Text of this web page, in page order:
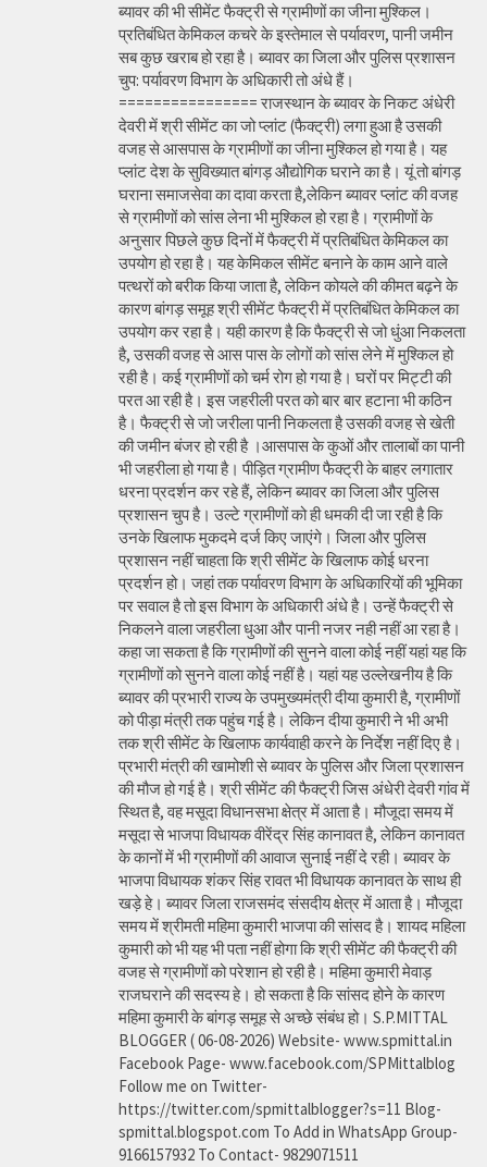
ब्यावर की भी सीमेंट फैक्ट्री से ग्रामीणों का जीना मुश्किल।
प्रतिबंधित केमिकल कचरे के इस्तेमाल से पर्यावरण, पानी जमीन
सब कुछ खराब हो रहा है। ब्यावर का जिला और पुलिस प्रशासन
चुप: पर्यावरण विभाग के अधिकारी तो अंधे हैं।
================ राजस्थान के ब्यावर के निकट अंधेरी
देवरी में श्री सीमेंट का जो प्लांट (फैक्ट्री) लगा हुआ है उसकी
वजह से आसपास के ग्रामीणों का जीना मुश्किल हो गया है। यह
प्लांट देश के सुविख्यात बांगड़ औद्योगिक घराने का है। यूं तो बांगड़
घराना समाजसेवा का दावा करता है,लेकिन ब्यावर प्लांट की वजह
से ग्रामीणों को सांस लेना भी मुश्किल हो रहा है। ग्रामीणों के
अनुसार पिछले कुछ दिनों में फैक्ट्री में प्रतिबंधित केमिकल का
उपयोग हो रहा है। यह केमिकल सीमेंट बनाने के काम आने वाले
पत्थरों को बरीक किया जाता है, लेकिन कोयले की कीमत बढ़ने के
कारण बांगड़ समूह श्री सीमेंट फैक्ट्री में प्रतिबंधित केमिकल का
उपयोग कर रहा है। यही कारण है कि फैक्ट्री से जो धुंआ निकलता
है, उसकी वजह से आस पास के लोगों को सांस लेने में मुश्किल हो
रही है। कई ग्रामीणों को चर्म रोग हो गया है। घरों पर मिट्टी की
परत आ रही है। इस जहरीली परत को बार बार हटाना भी कठिन
है। फैक्ट्री से जो जरीला पानी निकलता है उसकी वजह से खेती
की जमीन बंजर हो रही है ।आसपास के कुओं और तालाबों का पानी
भी जहरीला हो गया है। पीड़ित ग्रामीण फैक्ट्री के बाहर लगातार
धरना प्रदर्शन कर रहे हैं, लेकिन ब्यावर का जिला और पुलिस
प्रशासन चुप है। उल्टे ग्रामीणों को ही धमकी दी जा रही है कि
उनके खिलाफ मुकदमे दर्ज किए जाएंगे। जिला और पुलिस
प्रशासन नहीं चाहता कि श्री सीमेंट के खिलाफ कोई धरना
प्रदर्शन हो। जहां तक पर्यावरण विभाग के अधिकारियों की भूमिका
पर सवाल है तो इस विभाग के अधिकारी अंधे है। उन्हें फैक्ट्री से
निकलने वाला जहरीला धुआ और पानी नजर नही नहीं आ रहा है।
कहा जा सकता है कि ग्रामीणों की सुनने वाला कोई नहीं यहां यह कि
ग्रामीणों को सुनने वाला कोई नहीं है। यहां यह उल्लेखनीय है कि
ब्यावर की प्रभारी राज्य के उपमुख्यमंत्री दीया कुमारी है, ग्रामीणों
को पीड़ा मंत्री तक पहुंच गई है। लेकिन दीया कुमारी ने भी अभी
तक श्री सीमेंट के खिलाफ कार्यवाही करने के निर्देश नहीं दिए है।
प्रभारी मंत्री की खामोशी से ब्यावर के पुलिस और जिला प्रशासन
की मौज हो गई है। श्री सीमेंट की फैक्ट्री जिस अंधेरी देवरी गांव में
स्थित है, वह मसूदा विधानसभा क्षेत्र में आता है। मौजूदा समय में
मसूदा से भाजपा विधायक वीरेंद्र सिंह कानावत है, लेकिन कानावत
के कानों में भी ग्रामीणों की आवाज सुनाई नहीं दे रही। ब्यावर के
भाजपा विधायक शंकर सिंह रावत भी विधायक कानावत के साथ ही
खड़े हे। ब्यावर जिला राजसमंद संसदीय क्षेत्र में आता है। मौजूदा
समय में श्रीमती महिमा कुमारी भाजपा की सांसद है। शायद महिला
कुमारी को भी यह भी पता नहीं होगा कि श्री सीमेंट की फैक्ट्री की
वजह से ग्रामीणों को परेशान हो रही है। महिमा कुमारी मेवाड़
राजघराने की सदस्य हे। हो सकता है कि सांसद होने के कारण
महिमा कुमारी के बांगड़ समूह से अच्छे संबंध हो। S.P.MITTAL
BLOGGER ( 06-08-2026) Website- www.spmittal.in
Facebook Page- www.facebook.com/SPMittalblog
Follow me on Twitter-
https://twitter.com/spmittalblogger?s=11 Blog-
spmittal.blogspot.com To Add in WhatsApp Group-
9166157932 To Contact- 9829071511